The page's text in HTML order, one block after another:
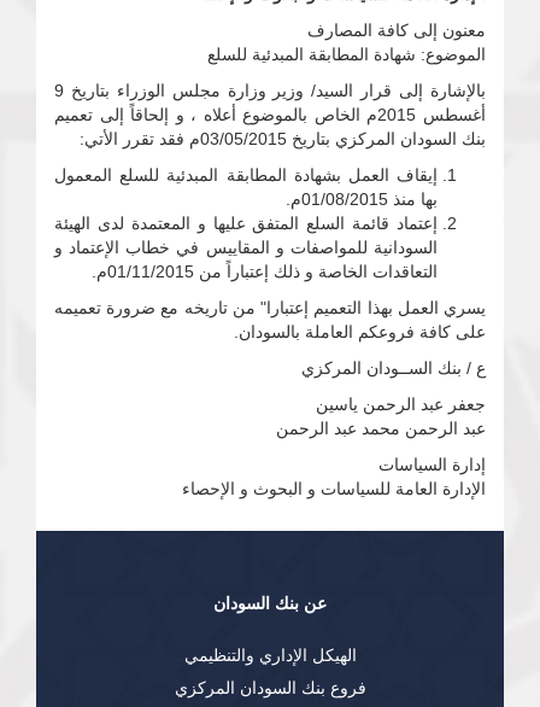
معنون إلى كافة المصارف
الموضوع: شهادة المطابقة المبدئية للسلع
بالإشارة إلى قرار السيد/ وزير وزارة مجلس الوزراء بتاريخ 9
أغسطس 2015م الخاص بالموضوع أعلاه ، و إلحاقاً إلى تعميم
بنك السودان المركزي بتاريخ 03/05/2015م فقد تقرر الأتي:
إيقاف العمل بشهادة المطابقة المبدئية للسلع المعمول
بها منذ 01/08/2015م.
إعتماد قائمة السلع المتفق عليها و المعتمدة لدى الهيئة
السودانية للمواصفات و المقاييس في خطاب الإعتماد و
التعاقدات الخاصة و ذلك إعتباراً من 01/11/2015م.
يسري العمل بهذا التعميم إعتبارا" من تاريخه مع ضرورة تعميمه
على كافة فروعكم العاملة بالسودان.
ع / بنك الســودان المركزي
جعفر عبد الرحمن ياسين
عبد الرحمن محمد عبد الرحمن
إدارة السياسات
الإدارة العامة للسياسات و البحوث و الإحصاء
عن بنك السودان
الهيكل الإداري والتنظيمي
فروع بنك السودان المركزي